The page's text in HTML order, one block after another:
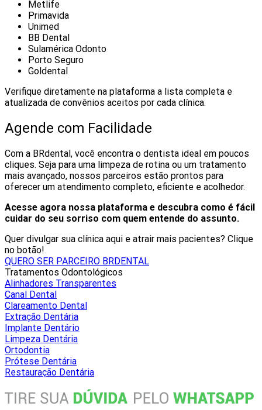
Metlife
Primavida
Unimed
BB Dental
Sulamérica Odonto
Porto Seguro
Goldental
Verifique diretamente na plataforma a lista completa e
atualizada de convênios aceitos por cada clínica.
Agende com Facilidade
Com a BRdental, você encontra o dentista ideal em poucos
cliques. Seja para uma limpeza de rotina ou um tratamento
mais avançado, nossos parceiros estão prontos para
oferecer um atendimento completo, eficiente e acolhedor.
Acesse agora nossa plataforma e descubra como é fácil
cuidar do seu sorriso com quem entende do assunto.
Quer divulgar sua clínica aqui e atrair mais pacientes? Clique
no botão!
QUERO SER PARCEIRO BRDENTAL
Tratamentos Odontológicos
Alinhadores Transparentes
Canal Dental
Clareamento Dental
Extração Dentária
Implante Dentário
Limpeza Dentária
Ortodontia
Prótese Dentária
Restauração Dentária